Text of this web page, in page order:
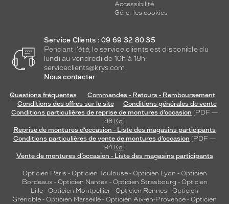
Progressifs
Unifocaux
Type
Cerclé
Taille
monture
Accessibilité
Gérer les cookies
Service Clients : 09 69 32 80 35
Pendant l'été, le service clients est disponible du
lundi au vendredi de 10h à 18h.
serviceclients@krys.com
Nous contacter
Questions fréquentes
Commandes - Retours - Remboursement
Conditions des offres sur le site
Conditions générales de vente
Conditions particulières de reprise de montures d’occasion [PDF —
86 Ko]
Reprise de montures d’occasion - Liste des magasins participants
Conditions particulières de vente de montures d’occasion [PDF —
94 Ko]
Vente de montures d’occasion - Liste des magasins participants
Opticien Paris - Opticien Toulouse- Opticien Lyon - Opticien
Bordeaux- Opticien Nantes - Opticien Strasbourg - Opticien
Lille - Opticien Montpellier - Opticien Rennes - Opticien
Grenoble - Opticien Marseille - Opticien Aix-en-Provence - Opticien